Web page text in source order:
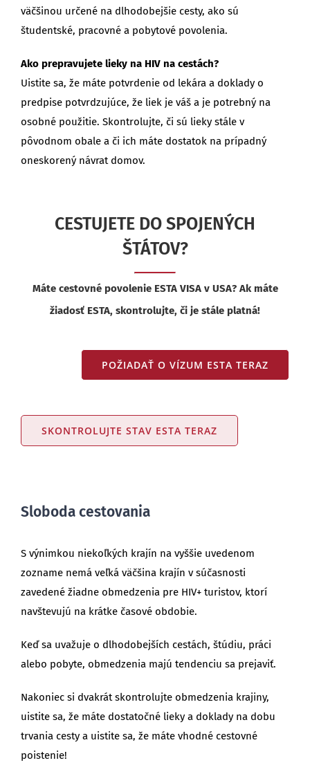
väčšinou určené na dlhodobejšie cesty, ako sú
študentské, pracovné a pobytové povolenia.
Ako prepravujete lieky na HIV na cestách?
Uistite sa, že máte potvrdenie od lekára a doklady o
predpise potvrdzujúce, že liek je váš a je potrebný na
osobné použitie. Skontrolujte, či sú lieky stále v
pôvodnom obale a či ich máte dostatok na prípadný
oneskorený návrat domov.
CESTUJETE DO SPOJENÝCH
ŠTÁTOV?
Máte cestovné povolenie ESTA VISA v USA? Ak máte
žiadosť ESTA, skontrolujte, či je stále platná!
POŽIADAŤ O VÍZUM ESTA TERAZ
SKONTROLUJTE STAV ESTA TERAZ
Sloboda cestovania
S výnimkou niekoľkých krajín na vyššie uvedenom
zozname nemá veľká väčšina krajín v súčasnosti
zavedené žiadne obmedzenia pre HIV+ turistov, ktorí
navštevujú na krátke časové obdobie.
Keď sa uvažuje o dlhodobejších cestách, štúdiu, práci
alebo pobyte, obmedzenia majú tendenciu sa prejaviť.
Nakoniec si dvakrát skontrolujte obmedzenia krajiny,
uistite sa, že máte dostatočné lieky a doklady na dobu
trvania cesty a uistite sa, že máte vhodné cestovné
poistenie!